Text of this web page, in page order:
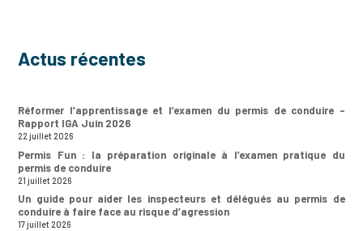
Actus récentes
Réformer l’apprentissage et l’examen du permis de conduire –
Rapport IGA Juin 2026
22 juillet 2026
Permis Fun : la préparation originale à l’examen pratique du
permis de conduire
21 juillet 2026
Un guide pour aider les inspecteurs et délégués au permis de
conduire à faire face au risque d’agression
17 juillet 2026